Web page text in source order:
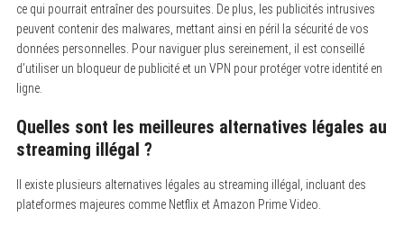
ce qui pourrait entraîner des poursuites. De plus, les publicités intrusives
peuvent contenir des malwares, mettant ainsi en péril la sécurité de vos
données personnelles. Pour naviguer plus sereinement, il est conseillé
d’utiliser un bloqueur de publicité et un VPN pour protéger votre identité en
ligne.
Quelles sont les meilleures alternatives légales au
streaming illégal ?
Il existe plusieurs alternatives légales au streaming illégal, incluant des
plateformes majeures comme Netflix et Amazon Prime Video.